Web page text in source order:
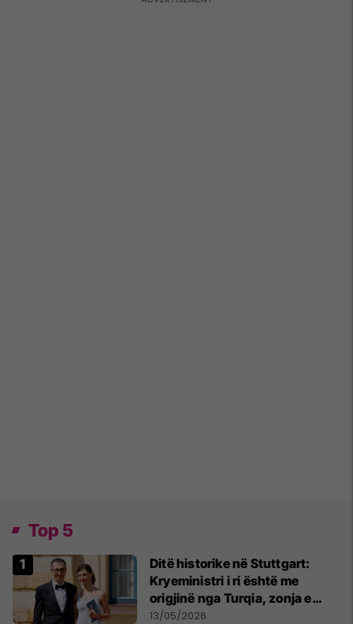
Top 5
Ditë historike në Stuttgart:
Kryeministri i ri është me
origjinë nga Turqia, zonja e
parë një shqiptare nga
13/05/2026